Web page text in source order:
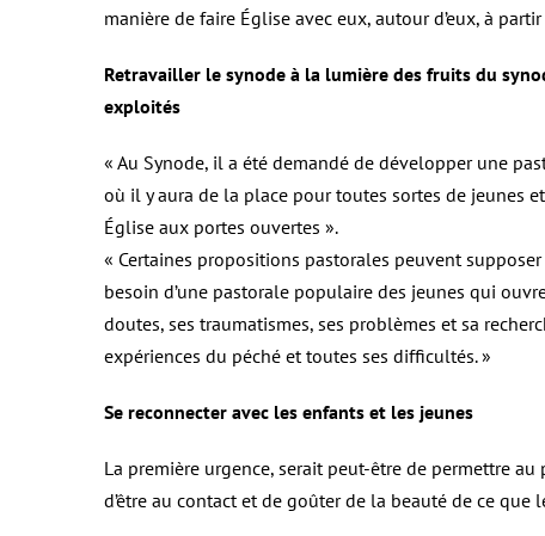
manière de faire Église avec eux, autour d’eux, à
Retravailler le synode à la lumière des fruits du
exploités
« Au Synode, il a été demandé de développer une
où il y aura de la place pour toutes sortes de jeunes
Église aux portes ouvertes ».
« Certaines propositions pastorales peuvent
besoin d’une pastorale populaire des jeunes qui
doutes, ses traumatismes, ses problèmes et sa
expériences du péché et toutes ses difficultés. »
Se reconnecter avec les enfants et les jeunes
La première urgence, serait peut-être de permettre
d’être au contact et de goûter de la beauté de ce que